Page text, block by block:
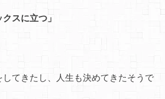
クスに立つ」
てきたし、人生も決めてきたそうで